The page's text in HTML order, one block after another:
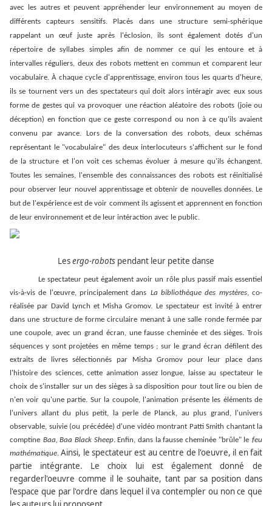
avec les autres et peuvent appréhender leur environnement au moyen de
différents capteurs sensitifs. Placés dans une structure semi-sphérique
rappelant un œuf juste après l'éclosion, ils sont également dotés d'un
répertoire de syllabes simples afin de nommer ce qui les entoure et à
intervalles réguliers, deux des robots mettent en commun et comparent leur
vocabulaire. À chaque cycle d'apprentissage, environ tous les quarts d'heure,
ils se tournent vers un des spectateurs qui doit alors intéragir avec eux sous
forme de gestes qui va provoquer une réaction aléatoire des robots (joie ou
déception) en fonction que ce geste correspond ou non à ce qu'ils avaient
convenu par avance. Lors de la conversation des robots, deux schémas
représentant le "vocabulaire" des deux interlocuteurs s'affichent sur le fond
de la structure et l'on voit ces schemas évoluer à mesure qu'ils échangent.
Toutes les semaines, l'ensemble des connaissances des robots est réinitialisé
pour observer leur nouvel apprentissage et obtenir de nouvelles données. Le
but de l'expérience est de voir comment ils agissent et apprennent en fonction
de leur environnement et de leur intéraction avec le public.
Lesergo-robots pendant leur petite danse
Le spectateur peut également avoir un rôle plus passif mais essentiel
vis-à-vis de l'œuvre, principalement dans La bibliothèque des mystères, co-
réalisée par David Lynch et Misha Gromov. Le spectateur est invité à entrer
dans une structure de forme circulaire menant à une salle ronde fermée par
une coupole, avec un grand écran, une fausse cheminée et des sièges. Trois
séquences y sont projetées en même temps ; sur le grand écran défilent des
extraits de livres sélectionnés par Misha Gromov pour leur place dans
l'histoire des sciences, cette animation assez longue, laisse au spectateur le
choix de s'installer sur un des sièges à sa disposition pour tout lire ou bien de
n'en voir qu'une partie. Sur la coupole, l'animation présente les éléments de
l'univers allant du plus petit, la perle de Planck, au plus grand, l'univers
observable, suivie (ou précédée) d'une vidéo montrant Patti Smith chantant la
comptine Baa, Baa Black Sheep. Enfin, dans la fausse cheminée "brûle" le feu
mathématique. Ainsi, le spectateur est au centre de l'oeuvre, il en fait
partie intégrante. Le choix lui est également donné
de
regarderl'oeuvre comme il le souhaite, tant par sa position dans
l'espace que par l'ordre dans lequel il va contempler ou non ce que